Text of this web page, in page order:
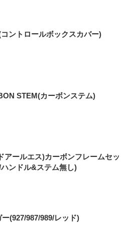
ントロールボックスカバー)
STEM(カーボンステム)
ールエス)カーボンフレームセッ
ンドル&ステム無し)
(927/987/989/レッド)